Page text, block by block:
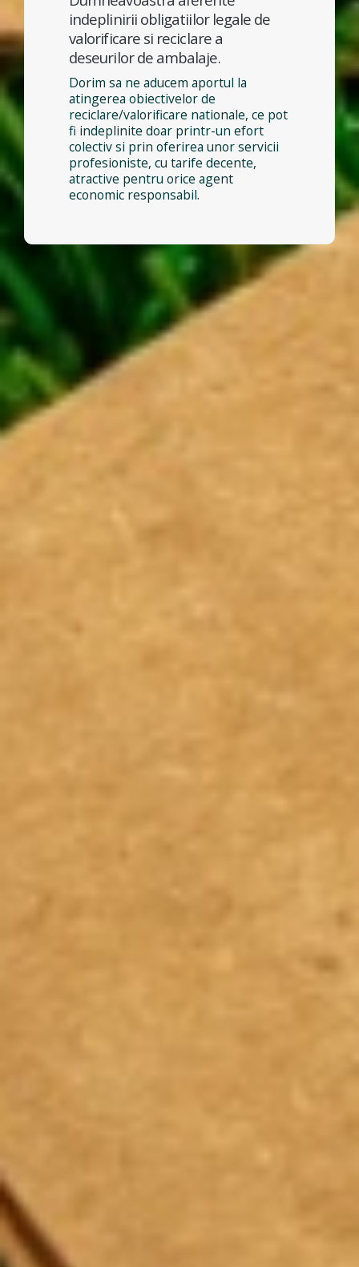
indeplinirii obligatiilor legale de
valorificare si reciclare a
deseurilor de ambalaje.
Dorim sa ne aducem aportul la
atingerea obiectivelor de
reciclare/valorificare nationale, ce pot
fi indeplinite doar printr-un efort
colectiv si prin oferirea unor servicii
profesioniste, cu tarife decente,
atractive pentru orice agent
economic responsabil.